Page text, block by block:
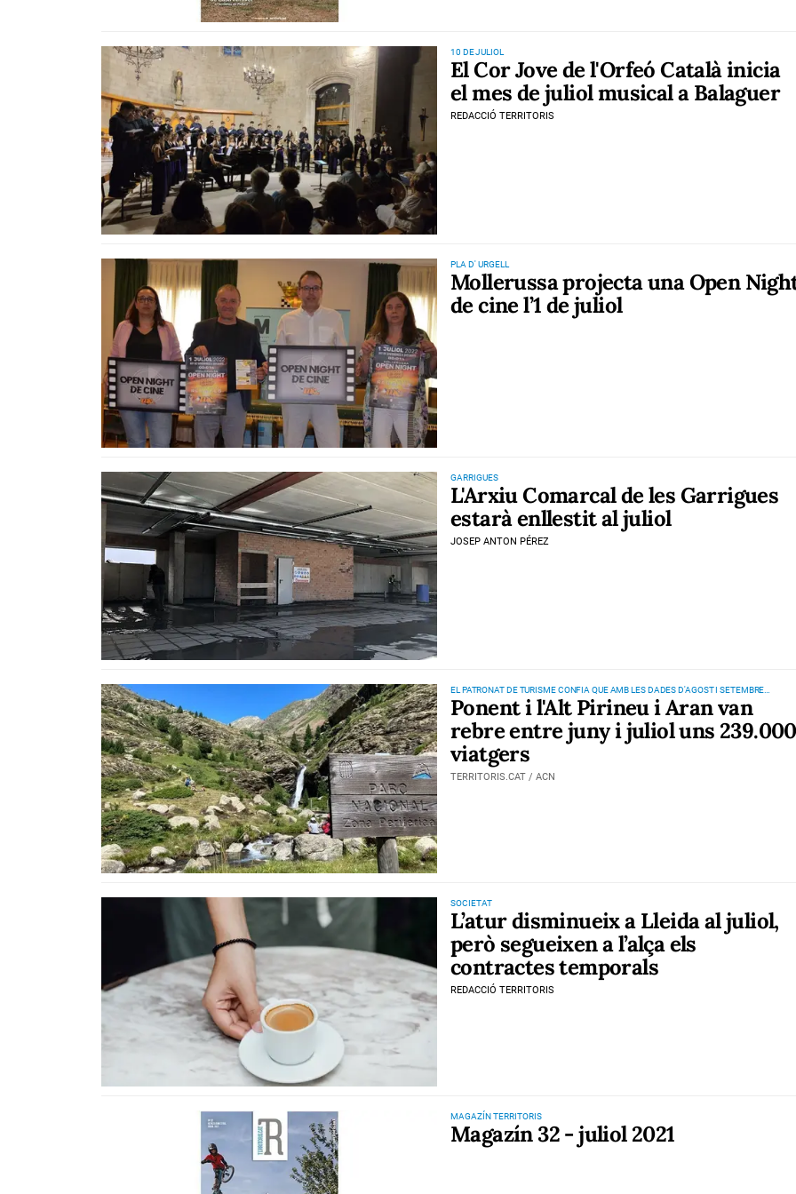
10 DE JULIOL
El Cor Jove de l'Orfeó Català inicia
el mes de juliol musical a Balaguer
REDACCIÓ TERRITORIS
PLA D' URGELL
Mollerussa projecta una Open
de cine l’1 de juliol
GARRIGUES
L'Arxiu Comarcal de les Garrigues
estarà enllestit al juliol
JOSEP ANTON PÉREZ
EL PATRONAT DE TURISME CONFIA QUE AMB LES DADES D'AGOST I SETEMBRE
S'HAURAN SUPERAT LES PREVISIONS
Ponent i l'Alt Pirineu i Aran van
rebre entre juny i juliol uns 239.000
viatgers
TERRITORIS.CAT / ACN
SOCIETAT
L’atur disminueix a Lleida al juliol,
però segueixen a l’alça els
contractes temporals
REDACCIÓ TERRITORIS
MAGAZÍN TERRITORIS
Magazín 32 - juliol 2021